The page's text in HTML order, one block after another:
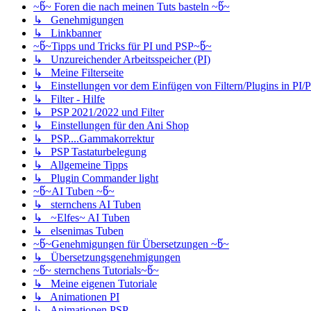
~წ~ Foren die nach meinen Tuts basteln ~წ~
↳ Genehmigungen
↳ Linkbanner
~წ~Tipps und Tricks für PI und PSP~წ~
↳ Unzureichender Arbeitsspeicher (PI)
↳ Meine Filterseite
↳ Einstellungen vor dem Einfügen von Filtern/Plugins in PI/
↳ Filter - Hilfe
↳ PSP 2021/2022 und Filter
↳ Einstellungen für den Ani Shop
↳ PSP....Gammakorrektur
↳ PSP Tastaturbelegung
↳ Allgemeine Tipps
↳ Plugin Commander light
~წ~AI Tuben ~წ~
↳ sternchens AI Tuben
↳ ~Elfes~ AI Tuben
↳ elsenimas Tuben
~წ~Genehmigungen für Übersetzungen ~წ~
↳ Übersetzungsgenehmigungen
~წ~ sternchens Tutorials~წ~
↳ Meine eigenen Tutoriale
↳ Animationen PI